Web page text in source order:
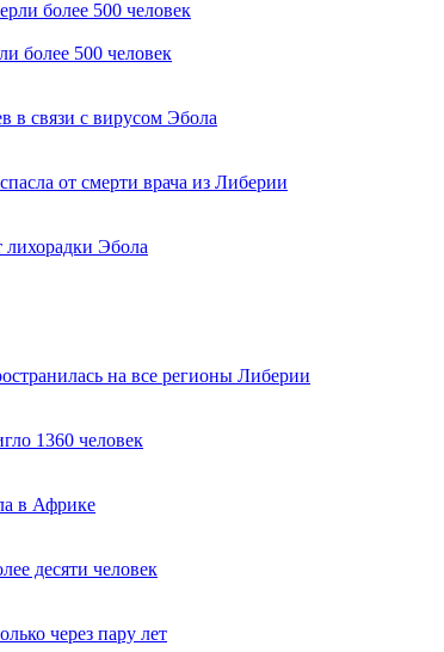
более 500 человек
в связи с вирусом Эбола
от смерти врача из Либерии
лихорадки Эбола
на все регионы Либерии
1360 человек
в Африке
десяти человек
через пару лет